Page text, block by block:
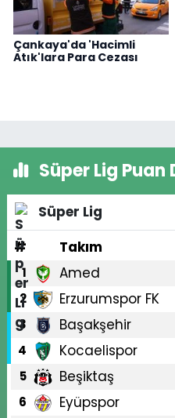
Çankaya'da 'Hacimli
Atık'lara Para Cezası
Süper Lig Puan
Süper Lig
#
Takım
1 Amed
2 Erzurumspor FK
3 Başakşehir
4 Kocaelispor
5 Beşiktaş
6 Eyüpspor